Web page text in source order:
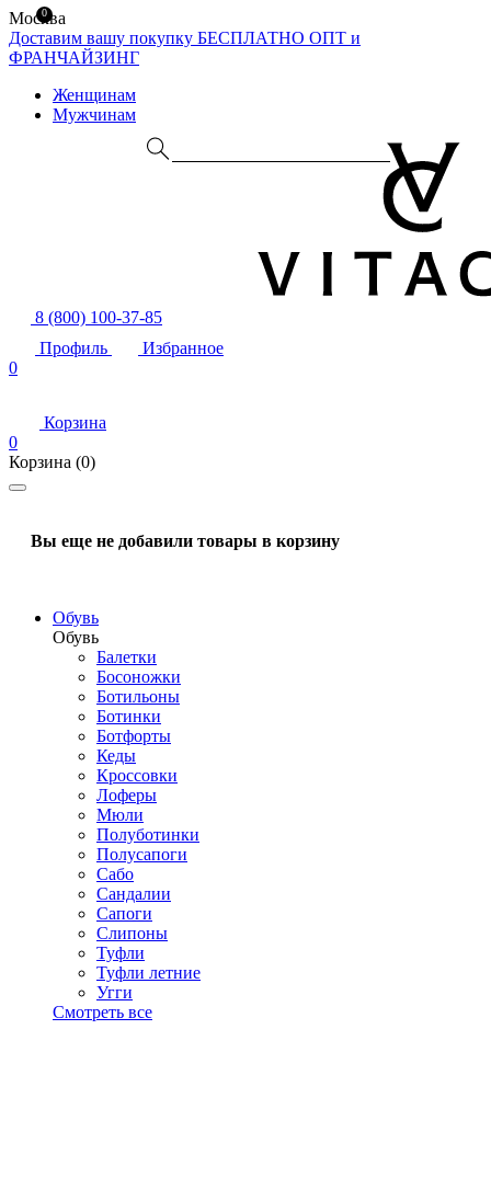
Москва
Доставим вашу покупку БЕСПЛАТНО ОПТ и
ФРАНЧАЙЗИНГ
Женщинам
Мужчинам
8 (800) 100-37-85
Профиль
Избранное
0
Корзина
0
Корзина (0)
Вы еще не добавили товары в корзину
Обувь
Обувь
Балетки
Босоножки
Ботильоны
Ботинки
Ботфорты
Кеды
Кроссовки
Лоферы
Мюли
Полуботинки
Полусапоги
Сабо
Сандалии
Сапоги
Слипоны
Туфли
Туфли летние
Угги
Смотреть все
0